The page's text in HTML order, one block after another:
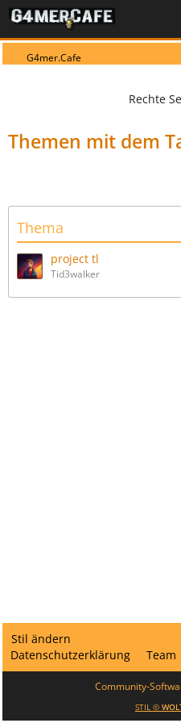
G4mer.Cafe
Themen mit dem
Thema
project tl
Tid3walker
Stil ändern
Datenschutzerklärung
Team
Community-
STIL ©